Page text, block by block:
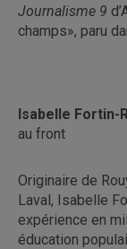
Journalisme 9
champs», paru
Isabelle Fortin-
au front
Originaire de
Laval, Isabelle
expérience en
éducation